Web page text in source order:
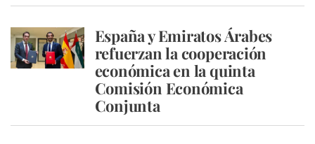
España y Emiratos Árabes
refuerzan la cooperación
económica en la quinta
Comisión Económica
Conjunta